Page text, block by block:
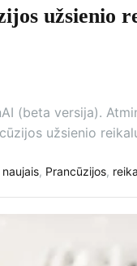
užsienio
(beta versija).
užsienio
naujais, Prancūzijos,